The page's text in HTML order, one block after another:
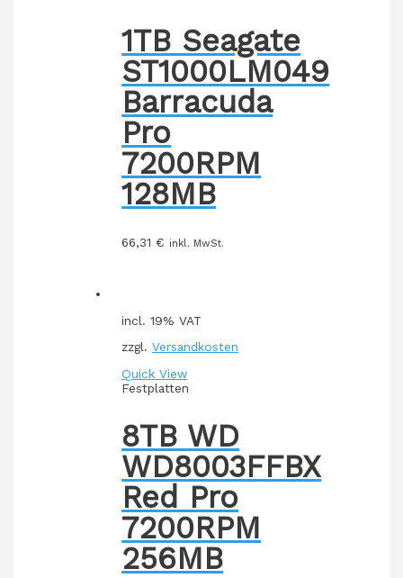
1TB Seagate
ST1000LM049
Barracuda
Pro
7200RPM
128MB
66,31€ inkl. MwSt.
incl. 19% VAT
zzgl.Versandkosten
Quick View
Festplatten
8TB WD
WD8003FFBX
Red Pro
7200RPM
256MB